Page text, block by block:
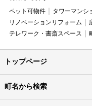
ペット可物件 タワーマンシ
リノベーションリフォーム
テレワーク・書斎スペース
トップページ
町名から検索